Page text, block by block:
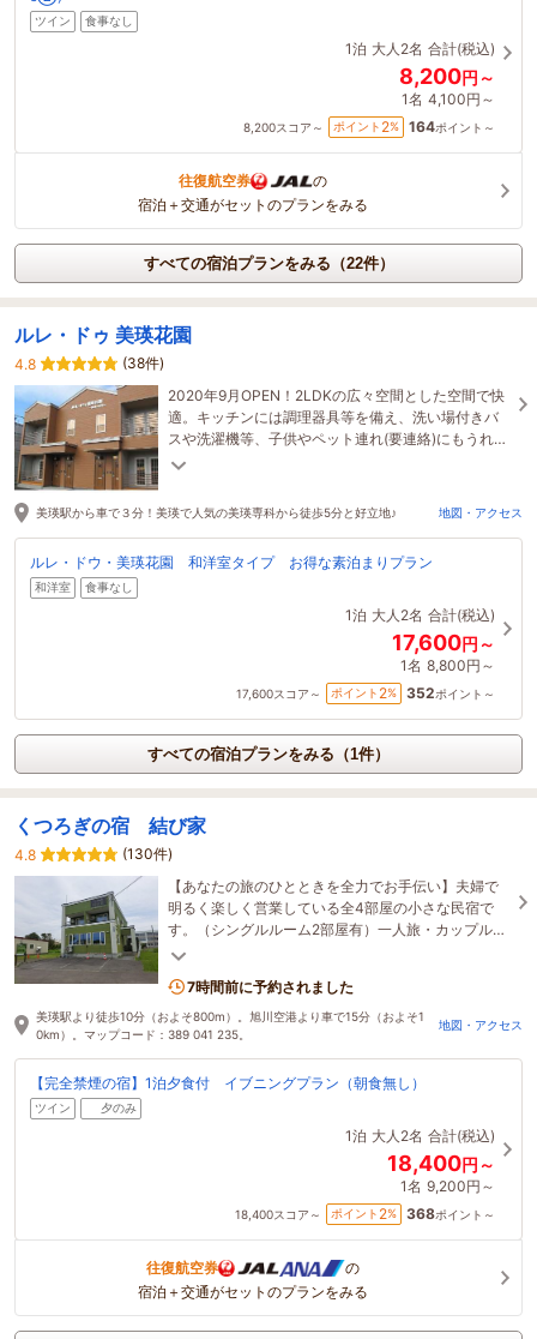
ツイン 食事なし
1泊 大人2名 合計(税込)
8,200円～
1名 4,100円～
8,200スコア～ ポイント 2% 164ポイント～
往復航空券
の
宿泊＋交通がセットのプランをみる
すべての宿泊プランをみる（22件）
ルレ・ドゥ 美瑛花園
4.8
(38件)
2020年9月OPEN！2LDKの広々空間とした空間で快
適。キッチンには調理器具等を備え、洗い場付きバ
スや洗濯機等、子供やペット連れ(要連絡)にもうれし
い設備が充実。近くのレストランや美瑛観光案内も
美瑛駅から車で３分！美瑛で人気の美瑛専科から徒歩5分と好立地♪ 地図・アクセス
ルレ・ドウ・美瑛花園 和洋室タイプ お得な素泊まりプラン
和洋室 食事なし
1泊 大人2名 合計(税込)
17,600円～
1名 8,800円～
17,600スコア～ ポイント 2% 352ポイント～
すべての宿泊プランをみる（1件）
くつろぎの宿 結び家
4.8
(130件)
【あなたの旅のひとときを全力でお手伝い】夫婦で
明るく楽しく営業している全4部屋の小さな民宿で
す。（シングルルーム2部屋有）一人旅・カップル・
ご夫婦で..旅行やお仕事等、お気軽にご利用下さい。
7時間前に予約されました
美瑛駅より徒歩10分（およそ800m）。旭川空港より車で15分（およそ1
0km）。マップコード：389 041 235。
地図・アクセス
【完全禁煙の宿】1泊夕食付 イブニングプラン（朝食無し）
ツイン 夕のみ
1泊 大人2名 合計(税込)
18,400円～
1名 9,200円～
18,400スコア～ ポイント 2% 368ポイント～
往復航空券
の
宿泊＋交通がセットのプランをみる